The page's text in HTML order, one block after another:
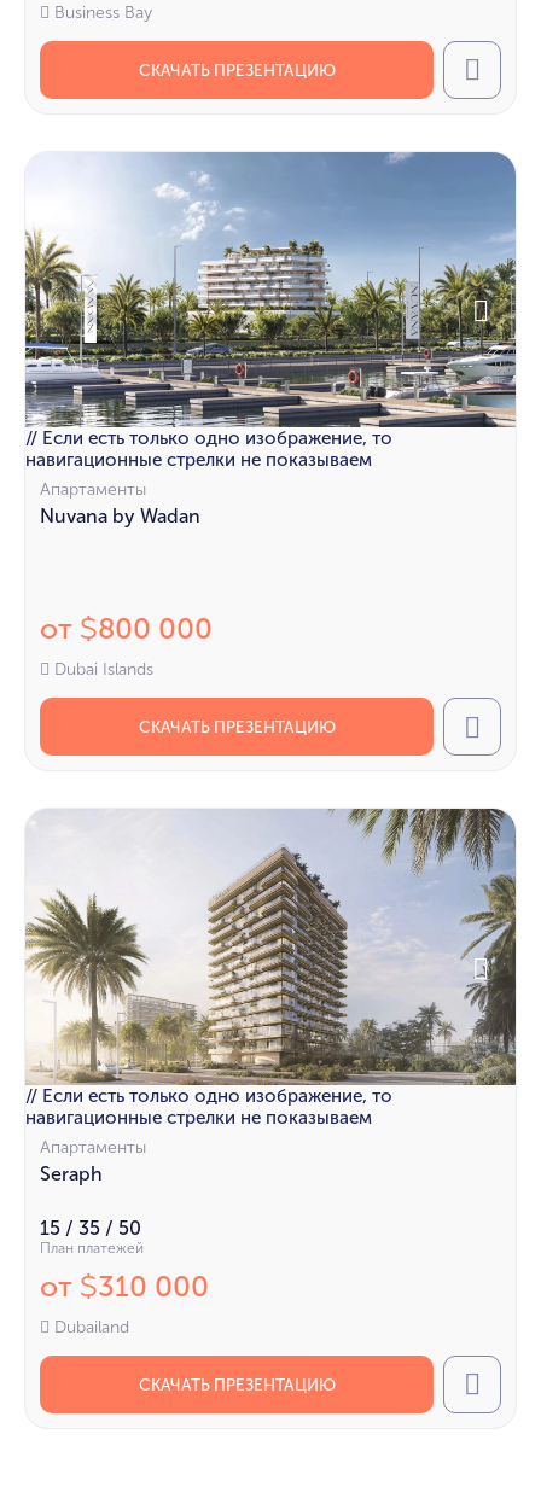
Business Bay
СКАЧАТЬ ПРЕЗЕНТАЦИЮ Call
// Если есть только одно изображение, то
навигационные стрелки не показываем
Апартаменты
Nuvana by Wadan
от $800 000
Dubai Islands
СКАЧАТЬ ПРЕЗЕНТАЦИЮ Call
// Если есть только одно изображение, то
навигационные стрелки не показываем
Апартаменты
Seraph
15 / 35 / 50
План платежей
от $310 000
Dubailand
СКАЧАТЬ ПРЕЗЕНТАЦИЮ Call